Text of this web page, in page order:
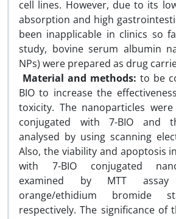
cell lines. However, due to its
absorption and high
been inapplicable in clinics so
study, bovine serum albumin
NPs) were prepared as drug
Material and methods: to be
BIO to increase the
toxicity. The nanoparticles
conjugated with 7-BIO and
analysed by using scanning
Also, the viability and apoptosis
with 7-BIO conjugated
examined by MTT
orange/ethidium bromide
respectively. The significance of